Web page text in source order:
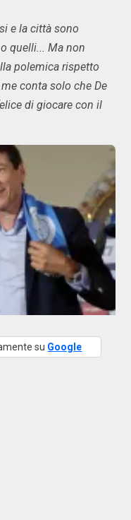
e la città sono
quelli... Ma non
polemica rispetto
conta solo che De
di giocare con il
su Google